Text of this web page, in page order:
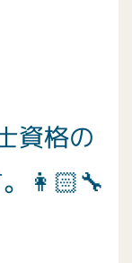
資格の
👩🏻‍🔧